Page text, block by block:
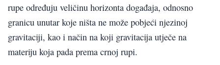
rupe određuju veličinu horizonta događaja, odnosno
granicu unutar koje ništa ne može pobjeći njezinoj
gravitaciji, kao i način na koji gravitacija utječe na
materiju koja pada prema crnoj rupi.